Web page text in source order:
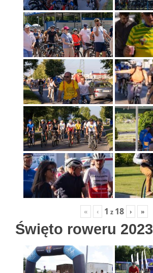
« ‹ 1 z 18 › »
Święto roweru 2023